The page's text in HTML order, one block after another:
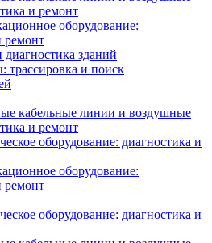
и ремонт
оборудование:
ремонт
диагностика зданий
трассировка и поиск
кабельные линии и воздушные
и ремонт
оборудование: диагностика и
оборудование:
ремонт
оборудование: диагностика и